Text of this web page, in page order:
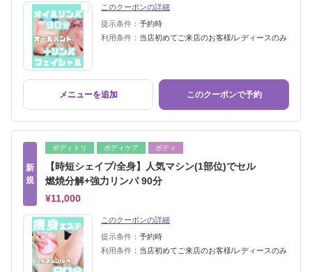
このクーポンの詳細
提示条件： 予約時
利用条件： 当店初めてご来店のお客様/レディースのみ
メニューを追加 このクーポンで予約
新
規
ボディトリ ボディケア ボディ
【時短シェイプ/全身】人気マシン(1部位)でセル
燃焼分解+強力リンパ 90分
¥11,000
このクーポンの詳細
提示条件： 予約時
利用条件： 当店初めてご来店のお客様/レディースのみ